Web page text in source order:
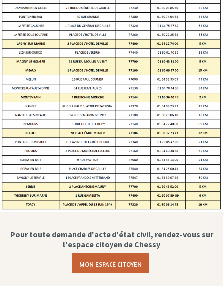
Pour toute demande d'acte d'état civil, rendez-vous sur
l'espace citoyen de Chessy
MON ESPACE CITOYEN